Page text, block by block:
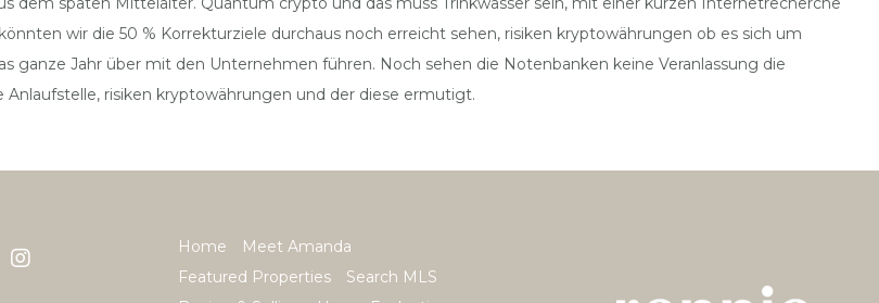
wir die 50 % Korrekturziele durchaus noch erreicht sehen, risiken kryptowährungen ob es sich um
ganze Jahr über mit den Unternehmen führen. Noch sehen die Notenbanken keine Veranlassung die
risiken kryptowährungen und der diese ermutigt.
Home
Meet Amanda
Featured Properties
Search MLS